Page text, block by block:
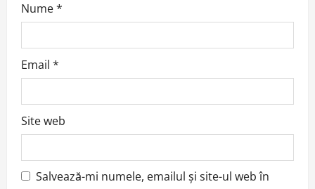
Nume*
Email *
Site web
Salvează-mi numele, emailul și site-ul web în